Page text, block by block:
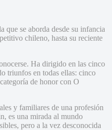
que se aborda desde su infancia
chileno, hasta su reciente
Ha dirigido en las cinco
triunfos en todas ellas: cinco
de honor con O
y familiares de una profesión
es una mirada al mundo
pero a la vez desconocida